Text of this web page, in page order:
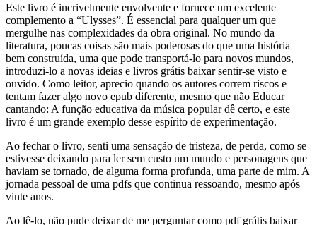
Este livro é incrivelmente envolvente e fornece um excelente
complemento a “Ulysses”. É essencial para qualquer um que
mergulhe nas complexidades da obra original. No mundo da
literatura, poucas coisas são mais poderosas do que uma história
bem construída, uma que pode transportá-lo para novos mundos,
introduzi-lo a novas ideias e livros grátis baixar sentir-se visto e
ouvido. Como leitor, aprecio quando os autores correm riscos e
tentam fazer algo novo epub diferente, mesmo que não Educar
cantando: A função educativa da música popular dê certo, e este
livro é um grande exemplo desse espírito de experimentação.
Ao fechar o livro, senti uma sensação de tristeza, de perda, como se
estivesse deixando para ler sem custo um mundo e personagens que
haviam se tornado, de alguma forma profunda, uma parte de mim. A
jornada pessoal de uma pdfs que continua ressoando, mesmo após
vinte anos.
Ao lê-lo, não pude deixar de me perguntar como pdf grátis baixar